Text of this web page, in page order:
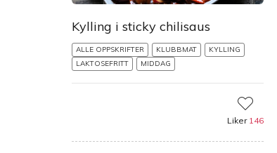
Kylling i sticky chilisaus
ALLE OPPSKRIFTER KLUBBMAT
KYLLING
LAKTOSEFRITT
MIDDAG
Liker 146